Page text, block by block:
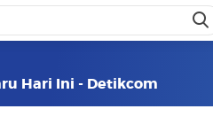
Hari Ini - Detikcom